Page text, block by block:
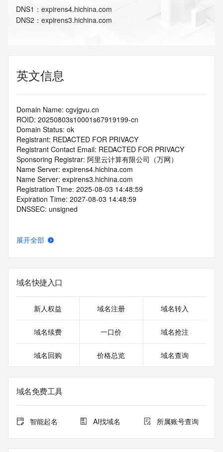
DNS1 ： expirens4.hichina.com
DNS2 ： expirens3.hichina.com
英文信息
Domain Name: cgvjgvu.cn
ROID: 20250803s10001s67919199-cn
Domain Status: ok
Registrant: REDACTED FOR PRIVACY
Registrant Contact Email: REDACTED FOR PRIVACY
Sponsoring Registrar: 阿里云计算有限公司（万网）
Name Server: expirens4.hichina.com
Name Server: expirens3.hichina.com
Registration Time: 2025-08-03 14:48:59
Expiration Time: 2027-08-03 14:48:59
DNSSEC: unsigned
展开全部
域名快捷入口
新人权益 域名注册 域名转入
域名续费 一口价 域名抢注
域名回购 价格总览 域名查询
域名免费工具
智能起名 AI找域名 所属账号查询